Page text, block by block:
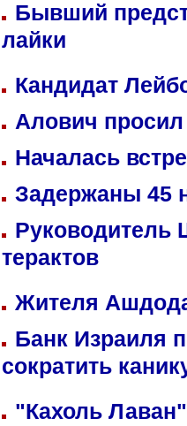
Бывший
лайки
Кандидат
Алович просил
Началась
Задержаны 45
Руководитель
терактов
Жителя
Банк Израиля
сократить
"Кахоль